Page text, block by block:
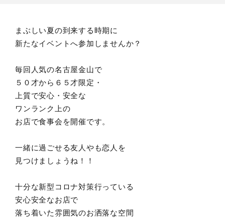
まぶしい夏の到来する時期に
新たなイベントへ参加しませんか？
毎回人気の名古屋金山で
５０才から６５才限定・
上質で安心・安全な
ワンランク上の
お店で食事会を開催です。
一緒に過ごせる友人やも恋人を
見つけましょうね！！
十分な新型コロナ対策行っている
安心安全なお店で
落ち着いた雰囲気のお洒落な空間